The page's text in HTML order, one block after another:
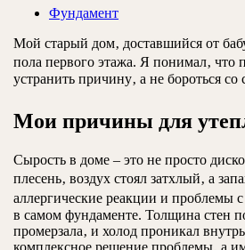
Фундамент
Мой старый дом‚ доставшийся от
пола первого этажа. Я понимал‚ что
устранить причину‚ а не бороться
Мои причины для
Сырость в доме – это не просто
плесень‚ воздух стоял затхлый‚ а
аллергические реакции и проблемы
в самом фундаменте. Толщина стен
промерзала‚ и холод проникал
комплексное решение проблемы‚ а